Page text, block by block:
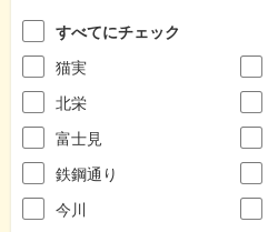
すべてにチェック
猫実
北栄
富士見
鉄鋼通り
今川